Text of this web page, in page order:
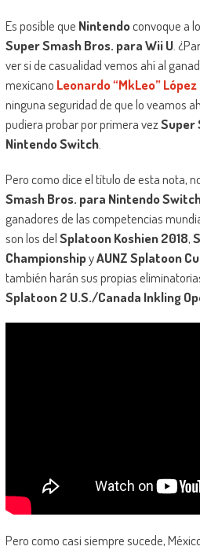
Es posible que Nintendoconvoque a
Super Smash Bros. para Wii U.
ver si de casualidad vemos ahí al
mexicano Leonardo “MkLeo”
ninguna seguridad de que lo veamos
pudiera probar por primera vezSuper
Nintendo Switch.
Pero como dice el título de esta nota,
Smash Bros. para Nintendo
ganadores de las competencias
son los delSplatoon Koshien 2018,
ChampionshipyAUNZ Splatoon
también harán sus propias
Splatoon 2 U.S./Canada Inkling
Pero como casi siempre sucede,